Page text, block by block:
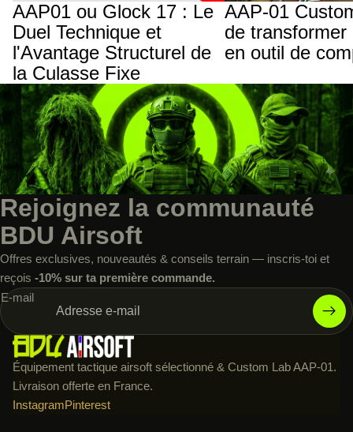
AAP01 ou Glock 17 : Le
Duel Technique et
l'Avantage Structurel de
la Culasse Fixe
AAP-01
de transformer
en outil de
Rejoignez la communauté
BDU Airsoft
Offres exclusives, nouveautés & conseils terrain — inscris-toi et
reçois -10% sur ta première commande.
E-mail
Équipement tactique airsoft sélectionné & Custom Lab AAP-01.
Livraison offerte en France.
InstagramPinterest